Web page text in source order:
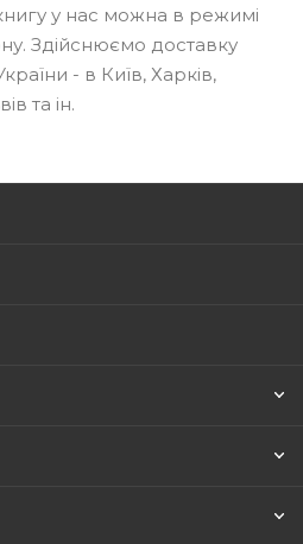
у нас можна в режимі
Здійснюємо доставку
- в Київ, Харків,
та ін.